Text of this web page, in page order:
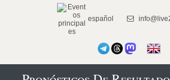
español